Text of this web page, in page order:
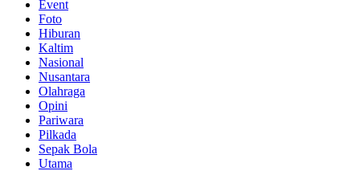
Event
Foto
Hiburan
Kaltim
Nasional
Nusantara
Olahraga
Opini
Pariwara
Pilkada
Sepak Bola
Utama